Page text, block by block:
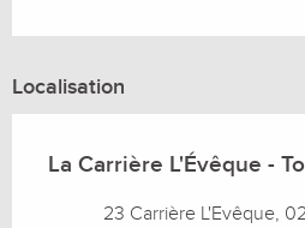
Localisation
La Carrière L'Évêque -
23 Carrière L'Evêque,